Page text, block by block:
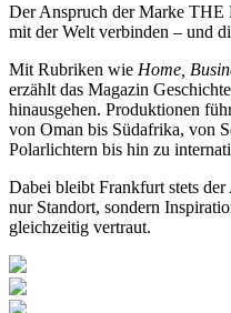
Der Anspruch der Marke
mit der Welt verbinden – und
Mit Rubriken wie Home,
erzählt das Magazin
hinausgehen. Produktionen
von Oman bis Südafrika, von
Polarlichtern bis hin zu
Dabei bleibt Frankfurt stets
nur Standort, sondern
gleichzeitig vertraut.